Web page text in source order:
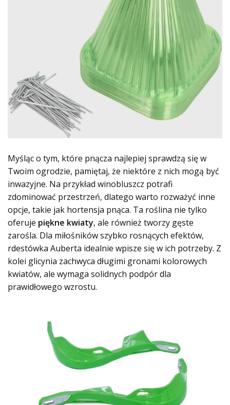
Myśląc o tym, które pnącza najlepiej sprawdzą się w
Twoim ogrodzie, pamiętaj, że niektóre z nich mogą być
inwazyjne. Na przykład winobluszcz potrafi
zdominować przestrzeń, dlatego warto rozważyć inne
opcje, takie jak hortensja pnąca. Ta roślina nie tylko
oferuje piękne kwiaty, ale również tworzy gęste
zarośla. Dla miłośników szybko rosnących efektów,
rdestówka Auberta idealnie wpisze się w ich potrzeby. Z
kolei glicynia zachwyca długimi gronami kolorowych
kwiatów, ale wymaga solidnych podpór dla
prawidłowego wzrostu.